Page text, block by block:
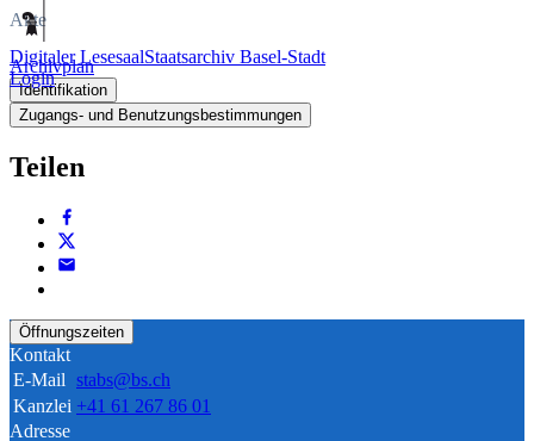
Digitaler LesesaalStaatsarchiv Basel-Stadt
Login
Akte
Archivplan
Identifikation
Zugangs- und Benutzungsbestimmungen
Teilen
Öffnungszeiten
Kontakt
E-Mail stabs@bs.ch
Kanzlei +41 61 267 86 01
Adresse